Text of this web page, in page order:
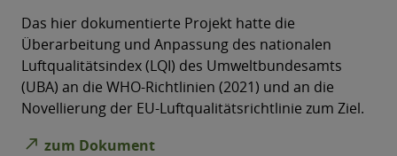
Das hier dokumentierte Projekt hatte die
Überarbeitung und Anpassung des nationalen
Luftqualitätsindex (LQI) des Umweltbundesamts
(UBA) an die WHO-Richtlinien (2021) und an die
Novellierung der EU-Luftqualitätsrichtlinie zum Ziel.
north_east zum Dokument